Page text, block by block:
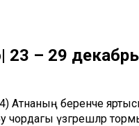
– 29 декабрь
Атнаның беренче
үзгәрешләр